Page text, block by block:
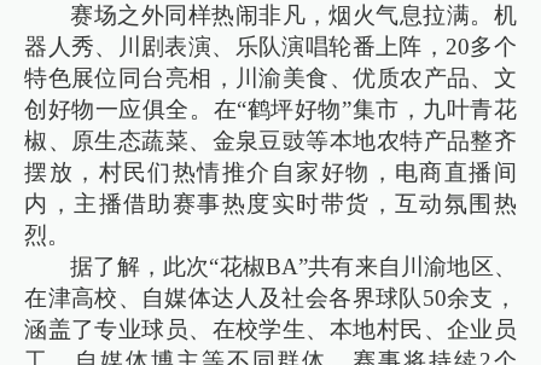
赛场之外同样热闹非凡，烟火气息拉满。机
器人秀、川剧表演、乐队演唱轮番上阵，20多个
特色展位同台亮相，川渝美食、优质农产品、文
创好物一应俱全。在“鹤坪好物”集市，九叶青花
椒、原生态蔬菜、金泉豆豉等本地农特产品整齐
摆放，村民们热情推介自家好物，电商直播间
内，主播借助赛事热度实时带货，互动氛围热
烈。
据了解，此次“花椒BA”共有来自川渝地区、
在津高校、自媒体达人及社会各界球队50余支，
涵盖了专业球员、在校学生、本地村民、企业员